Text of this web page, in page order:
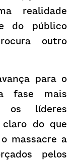
realidade
do público
outro
para o
fase mais
os líderes
claro do que
massacre a
pelos